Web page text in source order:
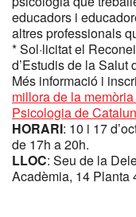
educadors i
altres professionals
* Sol·licitat el
d’Estudis de la Salut
Més informació i
millora de la
Psicologia de
HORARI: 10 i 17
de 17h a 20h.
LLOC: Seu de la
Acadèmia, 14 Planta